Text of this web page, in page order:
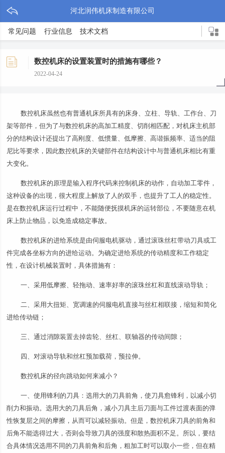
河北润伟机床制造有限公司
常见问题 行业信息 技术文档
数控机床的设置装置时的措施有哪些？
2022-04-24
数控机床虽然也有普通机床所具有的床身、立柱、导轨、工作台、刀
架等部件，但为了与数控机床的高加工精度、切削相匹配，对机床主机部
分的结构设计还提出了高刚度、低惯量、低摩擦、高谐振频率、适当的阻
尼比等要求，因此数控机床的关键部件在结构设计中与普通机床相比有重
大变化。
数控机床的原理是输入程序代码来控制机床的动作，自动加工零件，
这种设备的出现，很大程度上解放了人的双手，也提升了工人的稳定性。
是在数控机床运行过程中，不能随便抚摸机床的运转部位，不要随意在机
床上防止物品，以免造成稳定事故。
数控机床的进给系统是由伺服电机驱动，通过滚珠丝杠带动刀具或工
件完成各坐标方向的进给运动。为确定进给系统的传动精度和工作稳定
性，在设计机械装置时，具体措施有：
一、采用低摩擦、轻拖动、速率好率的滚珠丝杠和直线滚动导轨；
二、采用大扭矩、宽调速的伺服电机直接与丝杠相联接，缩短和简化
进给传动链；
三、通过消隙装置去掉齿轮、丝杠、联轴器的传动间隙；
四、对滚动导轨和丝杠预加载荷，预拉伸。
数控机床的径向跳动如何来减小？
一、使用锋利的刀具：选用大的刀具前角，使刀具愈锋利，以减小切
削力和振动。选用大的刀具后角，减小刀具主后刀面与工件过渡表面的弹
性恢复层之间的摩擦，从而可以减轻振动。但是，数控机床刀具的前角和
后角不能选得过大，否则会导致刀具的强度和散热面积不足。所以，要结
合具体情况选用不同的刀具前角和后角，粗加工时可以取小一些，但在精